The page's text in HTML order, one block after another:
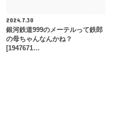
2024.7.30
銀河鉄道999のメーテルって鉄郎
の母ちゃんなんかね？
[1947671…